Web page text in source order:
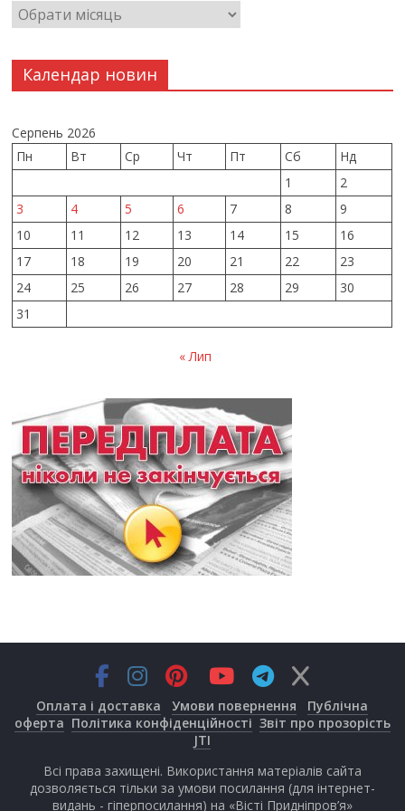
Календар новин
Серпень 2026
Пн
Вт Ср Чт Пт Сб
Нд
1
2
3
4 5 6 7 8
9
10
11 12 13 14 15
16
17
18 19 20 21 22
23
24
25 26 27 28 29
30
31
« Лип
Оплата і доставка Умови повернення
Публічна
оферта Політика конфіденційності Звіт про прозорість
JTI
Всі права захищені. Використання матеріалів сайта
дозволяється тільки за умови посилання (для інтернет-
видань - гіперпосилання) на «Вісті Придніпров’я»